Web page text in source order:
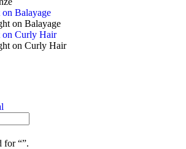
Balayage
on Curly Hair
for “”.